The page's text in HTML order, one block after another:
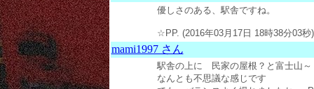
優しさのある、駅舎ですね。
☆PP. (2016年03月17日 18時38分03秒)
mami1997 さん
駅舎の上に 民家の屋根？と富士山～
なんとも不思議な感じです